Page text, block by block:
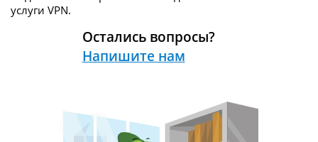
услуги VPN.
Остались вопросы?
Напишите нам